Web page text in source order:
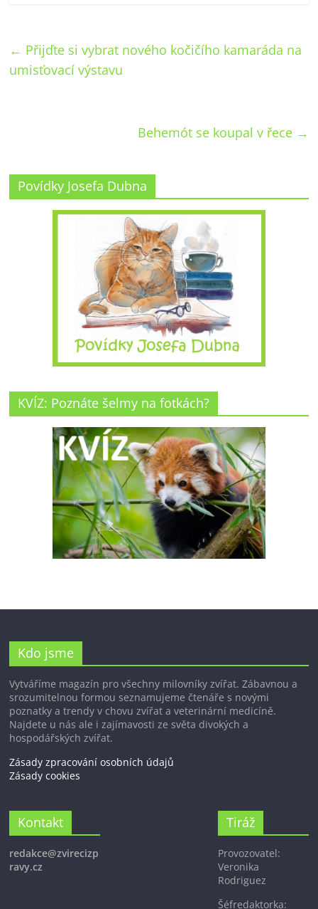
← Přijďte si vybrat nového kočičího kamaráda na
umisťovací výstavu
Behemót se koupal v řece →
Povídky Josefa Dubna
KVÍZ: Poznáte šelmy na fotkách?
Kdo jsme
Vytváříme magazín pro všechny milovníky zvířat. Zábavnou a
srozumitelnou formou seznamujeme čtenáře s novými
poznatky a trendy v chovu zvířat a veterinární medicíně.
Najdete u nás ale i zajímavosti ze světa divokých a
hospodářských zvířat.
Zásady zpracování osobních údajů
Zásady cookies
Kontakt
redakce@zvirecizp
ravy.cz
Tiráž
Provozovatel:
Veronika
Rodriguez
Šéfredaktorka: